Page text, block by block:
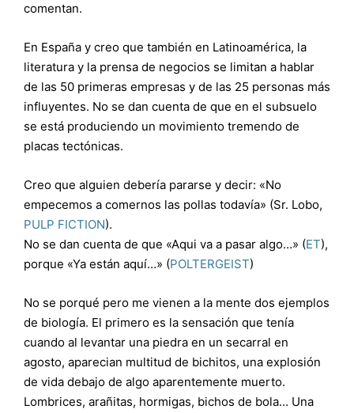
comentan.
En España y creo que también en Latinoamérica, la
literatura y la prensa de negocios se limitan a hablar
de las 50 primeras empresas y de las 25 personas más
influyentes. No se dan cuenta de que en el subsuelo
se está produciendo un movimiento tremendo de
placas tectónicas.
Creo que alguien debería pararse y decir: «No
empecemos a comernos las pollas todavía» (Sr. Lobo,
PULP FICTION).
No se dan cuenta de que «Aqui va a pasar algo…» (ET),
porque «Ya están aquí…» (POLTERGEIST)
No se porqué pero me vienen a la mente dos ejemplos
de biología. El primero es la sensación que tenía
cuando al levantar una piedra en un secarral en
agosto, aparecian multitud de bichitos, una explosión
de vida debajo de algo aparentemente muerto.
Lombrices, arañitas, hormigas, bichos de bola… Una